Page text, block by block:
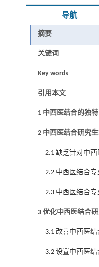
导航
摘要
关键词
Key words
引用本文
1 中西医结合的独
2 中西医结合研究
2.1 缺乏针对中
2.2 中西医结合
2.3 中西医结合
研上存在偏科
3 优化中西医结合
3.1 改善中西医
3.2 设置中西医